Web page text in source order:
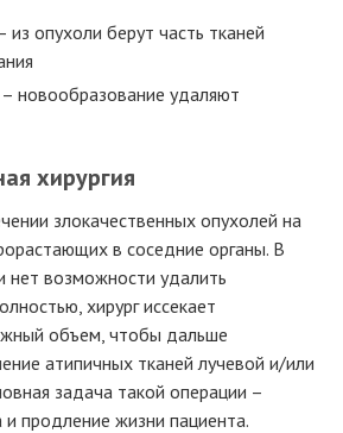
из опухоли берут часть тканей
– новообразование удаляют
хирургия
злокачественных опухолей на
в соседние органы. В
нет возможности удалить
хирург иссекает
объем, чтобы дальше
атипичных тканей лучевой и/или
задача такой операции –
и продление жизни пациента.